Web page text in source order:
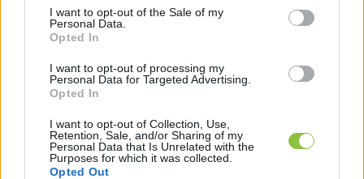
consent section.
I want to opt-out of the Sale of my
Personal Data.
Opted In
I want to opt-out of processing my
Personal Data for Targeted Advertising.
Opted In
I want to opt-out of Collection, Use,
Retention, Sale, and/or Sharing of my
Personal Data that Is Unrelated with the
Purposes for which it was collected.
Opted Out
Nemzet már azzal vádolta a Direkt36
oknyomozó portált, hogy a művelet részeként
lejárató videót készítenek a miniszterelnökről.
Az oknyomozó portál Facebook-oldalán